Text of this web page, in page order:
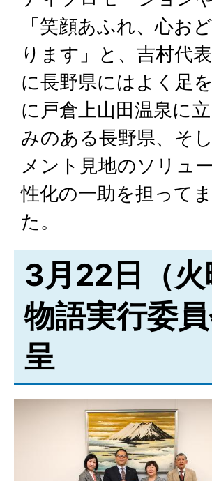
「笑顔あふれ、心お
ります」と、吉村代
に長野県にはよく足
に戸倉上山田温泉に
みのある長野県、そ
メント見地のソリュ
性化の一助を担って
た。
3月22日（
物語実行委
呈